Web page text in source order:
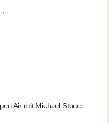
Air mit Michael Stone,